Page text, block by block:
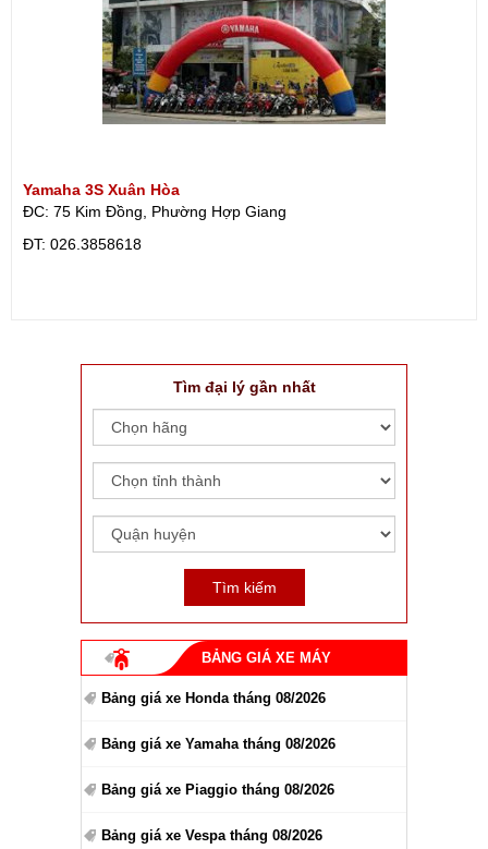
Yamaha 3S Xuân Hòa
ĐC: 75 Kim Đồng, Phường Hợp Giang
ÐT: 026.3858618
Tìm đại lý gần nhất
BẢNG GIÁ XE MÁY
Bảng giá xe Honda tháng 08/2026
Bảng giá xe Yamaha tháng 08/2026
Bảng giá xe Piaggio tháng 08/2026
Bảng giá xe Vespa tháng 08/2026